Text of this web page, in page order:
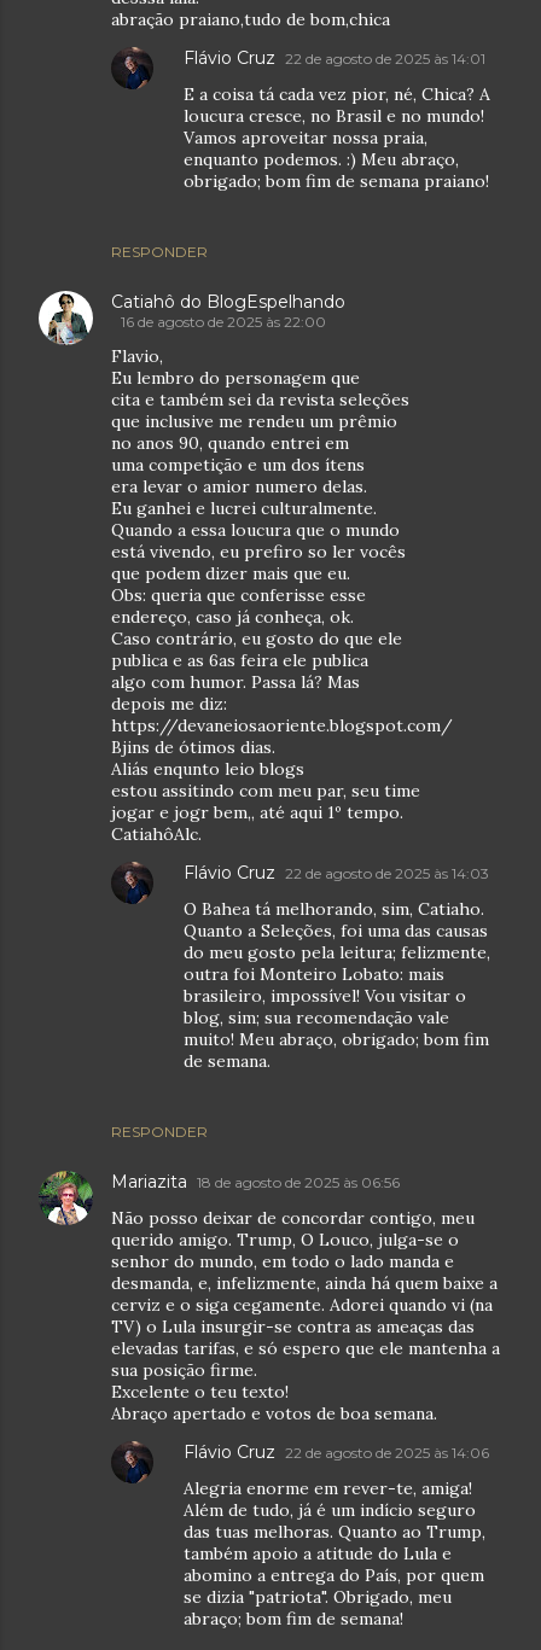
abração praiano,tudo de bom,chica
RESPONDER
Flávio Cruz 22 de agosto de 2025 às 14:01
E a coisa tá cada vez pior, né, Chica? A
loucura cresce, no Brasil e no mundo!
Vamos aproveitar nossa praia,
enquanto podemos. :) Meu abraço,
obrigado; bom fim de semana praiano!
Catiahô do BlogEspelhando
16 de agosto de 2025 às 22:00
Flavio,
Eu lembro do personagem que
cita e também sei da revista seleções
que inclusive me rendeu um prêmio
no anos 90, quando entrei em
uma competição e um dos ítens
era levar o amior numero delas.
Eu ganhei e lucrei culturalmente.
Quando a essa loucura que o mundo
está vivendo, eu prefiro so ler vocês
que podem dizer mais que eu.
Obs: queria que conferisse esse
endereço, caso já conheça, ok.
Caso contrário, eu gosto do que ele
publica e as 6as feira ele publica
algo com humor. Passa lá? Mas
depois me diz:
https://devaneiosaoriente.blogspot.com/
Bjins de ótimos dias.
Aliás enqunto leio blogs
estou assitindo com meu par, seu time
jogar e jogr bem,, até aqui 1º tempo.
CatiahôAlc.
RESPONDER
Flávio Cruz 22 de agosto de 2025 às 14:03
O Bahea tá melhorando, sim, Catiaho.
Quanto a Seleções, foi uma das causas
do meu gosto pela leitura; felizmente,
outra foi Monteiro Lobato: mais
brasileiro, impossível! Vou visitar o
blog, sim; sua recomendação vale
muito! Meu abraço, obrigado; bom fim
de semana.
Mariazita 18 de agosto de 2025 às 06:56
Não posso deixar de concordar contigo, meu
querido amigo. Trump, O Louco, julga-se o
senhor do mundo, em todo o lado manda e
desmanda, e, infelizmente, ainda há quem baixe a
cerviz e o siga cegamente. Adorei quando vi (na
TV) o Lula insurgir-se contra as ameaças das
elevadas tarifas, e só espero que ele mantenha a
sua posição firme.
Excelente o teu texto!
Abraço apertado e votos de boa semana.
Flávio Cruz 22 de agosto de 2025 às 14:06
Alegria enorme em rever-te, amiga!
Além de tudo, já é um indício seguro
das tuas melhoras. Quanto ao Trump,
também apoio a atitude do Lula e
abomino a entrega do País, por quem
se dizia "patriota". Obrigado, meu
abraço; bom fim de semana!